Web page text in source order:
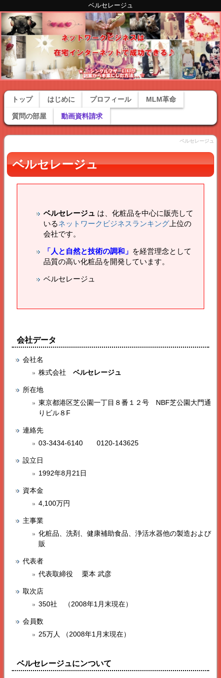
ベルセレージュ
トップ はじめに プロフィール MLM革命
質問の部屋 動画資料請求
ベルセレージュ
ベルセレージュ
ベルセレージュ は、化粧品を中心に販売して
いるネットワークビジネスランキング上位の
会社です。
「人と自然と技術の調和」 を経営理念として
品質の高い化粧品を開発しています。
ベルセレージュ
会社データ
会社名
株式会社 ベルセレージュ
所在地
東京都港区芝公園一丁目８番１２号 NBF芝公園大門通
りビル８F
連絡先
03-3434-6140 0120-143625
設立日
1992年8月21日
資本金
4,100万円
主事業
化粧品、洗剤、健康補助食品、浄活水器他の製造および
販
代表者
代表取締役 栗本 武彦
取次店
350社 （2008年1月末現在）
会員数
25万人 （2008年1月末現在）
ベルセレージュにンついて